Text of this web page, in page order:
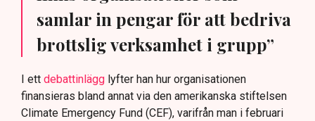
samlar in pengar för att bedriva
brottslig verksamhet i grupp”
I ett debattinlägg lyfter han hur organisationen
finansieras bland annat via den amerikanska stiftelsen
Climate Emergency Fund (CEF), varifrån man i februari